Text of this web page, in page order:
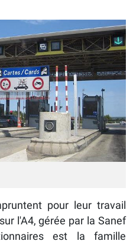
pour leur travail
l'A4, gérée par la Sanef
est la famille